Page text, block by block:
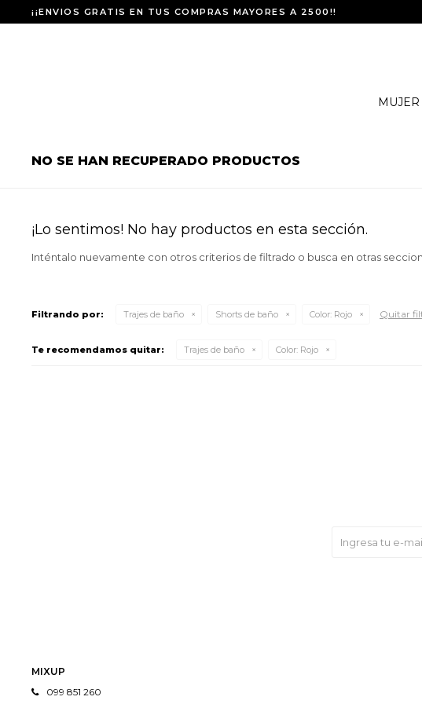
MUJER
¡¡ENVIOS GRATIS EN TUS COMPRAS MAYORES A 2500!!
NO SE HAN RECUPERADO PRODUCTOS
¡Lo sentimos! No hay productos en esta sección.
Inténtalo nuevamente con otros criterios de filtrado o busca en otras
Filtrando por: Trajes de baño Shorts de baño Color: Rojo Quitar
Te recomendamos quitar: Trajes de baño Color: Rojo
MIXUP
099 851 260